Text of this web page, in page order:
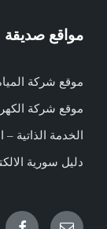
مواقع صديقة
موقع شركة
موقع شركة
الخدمة الذاتية –
دليل سورية